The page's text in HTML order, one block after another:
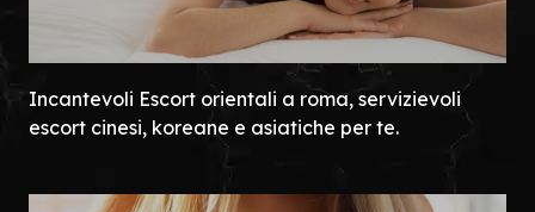
Incantevoli Escort orientali a roma, servizievoli
escort cinesi, koreane e asiatiche per te.